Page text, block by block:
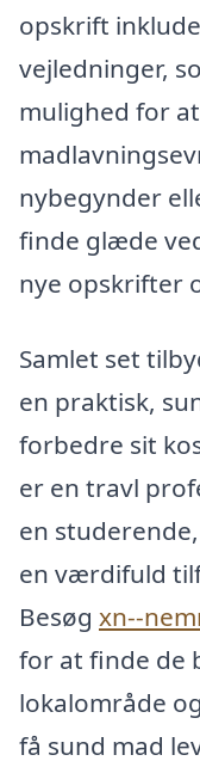
opskrift
vejledninger,
mulighed for
nybegynder
finde glæde
nye opskrifter
Samlet set
en praktisk,
forbedre sit
er en travl
en
en værdifuld
Besøg xn--
for at finde de
lokalområde
få sund mad